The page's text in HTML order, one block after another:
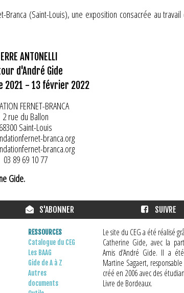
(Saint-Louis), une exposition consacrée au travail
ANTONELLI
d'André Gide
2021 - 13 février 2022
FERNET-BRANCA
2 rue du Ballon
68300 Saint-Louis
branca.org
branca.org
03 89 69 10 77
Gide.
S'ABONNER SUIVRE
RESSOURCES
Catalogue du CEG
Les BAAG
Gide de A à Z
Autres
documents
Le site du CEG a été réalisé
Catherine Gide, avec la
Amis d’André Gide. Il a
Martine Sagaert,
créé en 2006 avec des
Livre de Bordeaux.